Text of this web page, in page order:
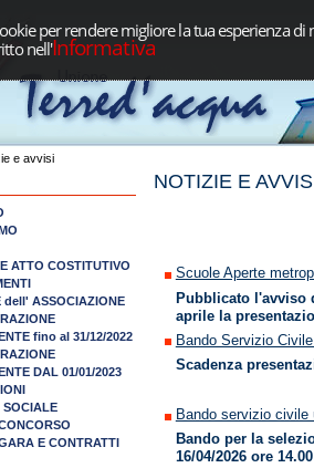
per rendere migliore la tua esperienza
nell'Informativa
e avvisi
ATTO COSTITUTIVO
dell' ASSOCIAZIONE
fino al 31/12/2022
DAL 01/01/2023
E CONTRATTI
NOTIZIE E
Scuole Aperte
Pubblicato l'avviso
aprile la
Bando Servizio
Scadenza
Bando servizio civile
Bando per la
16/04/2026 ore 14.00